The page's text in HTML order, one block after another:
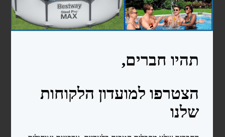
מעקות
סולמות
בריכות פיברגלס
משאבות לבריכות ניידות
משאבות לבריכות בנויות
רובוטים ושואבים